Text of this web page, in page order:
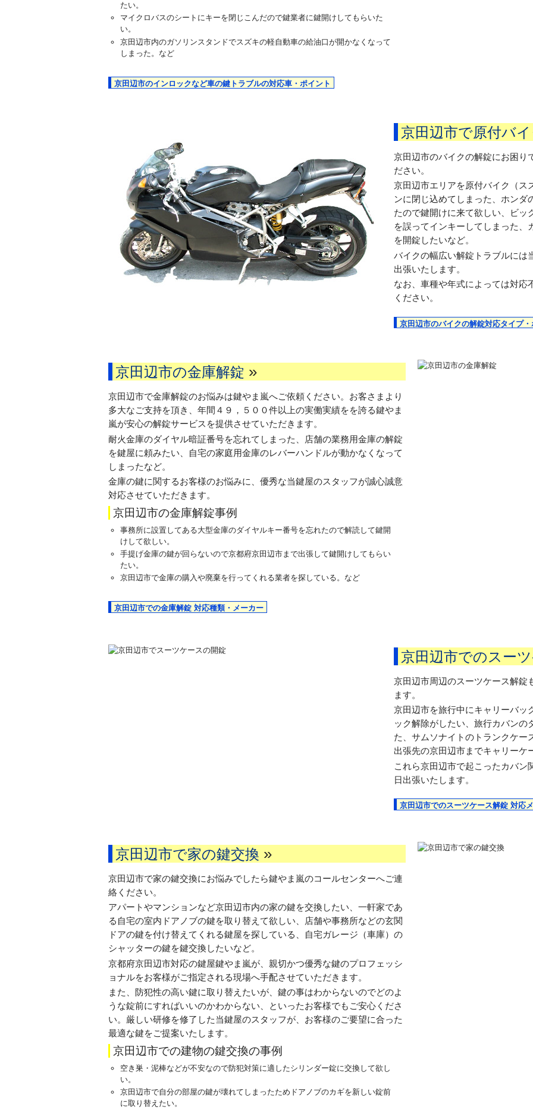
たい。
マイクロバスのシートにキーを閉じこんだので鍵業者に鍵開けしてもらいた
い。
京田辺市内のガソリンスタンドでスズキの軽自動車の給油口が開かなくなって
しまった。など
京田辺市のインロックなど車の鍵トラブルの対応車・ポイント
京田辺市で原付バ
京田辺市のバイクの解錠にお困り
ださい。
京田辺市エリアを原付バイク（ス
ンに閉じ込めてしまった、ホン
たので鍵開けに来て欲しい、ビッ
を誤ってインキーしてしまった
を開錠したいなど。
バイクの幅広い解錠トラブルには
出張いたします。
なお、車種や年式によっては対応
ください。
京田辺市のバイクの解錠対応タイプ
京田辺市の金庫解錠 »
京田辺市で金庫解錠のお悩みは鍵やま嵐へご依頼ください。お客さまより
多大なご支持を頂き、年間４９，５００件以上の実働実績をを誇る鍵やま
嵐が安心の解錠サービスを提供させていただきます。
耐火金庫のダイヤル暗証番号を忘れてしまった、店舗の業務用金庫の解錠
を鍵屋に頼みたい、自宅の家庭用金庫のレバーハンドルが動かなくなって
しまったなど。
金庫の鍵に関するお客様のお悩みに、優秀な当鍵屋のスタッフが誠心誠意
対応させていただきます。
京田辺市の金庫解錠事例
事務所に設置してある大型金庫のダイヤルキー番号を忘れたので解読して鍵開
けして欲しい。
手提げ金庫の鍵が回らないので京都府京田辺市まで出張して鍵開けしてもらい
たい。
京田辺市で金庫の購入や廃棄を行ってくれる業者を探している。など
京田辺市での金庫解錠 対応種類・メーカー
京田辺市でのスー
京田辺市周辺のスーツケース解錠
ます。
京田辺市を旅行中にキャリーバッ
ック解除がしたい、旅行カバン
た、サムソナイトのトランクケー
出張先の京田辺市までキャリーケ
これら京田辺市で起こったカバ
日出張いたします。
京田辺市でのスーツケース解錠 対応
京田辺市で家の鍵交換 »
京田辺市で家の鍵交換にお悩みでしたら鍵やま嵐のコールセンターへご連
絡ください。
アパートやマンションなど京田辺市内の家の鍵を交換したい、一軒家であ
る自宅の室内ドアノブの鍵を取り替えて欲しい、店舗や事務所などの玄関
ドアの鍵を付け替えてくれる鍵屋を探している、自宅ガレージ（車庫）の
シャッターの鍵を鍵交換したいなど。
京都府京田辺市対応の鍵屋鍵やま嵐が、親切かつ優秀な鍵のプロフェッシ
ョナルをお客様がご指定される現場へ手配させていただきます。
また、防犯性の高い鍵に取り替えたいが、鍵の事はわからないのでどのよ
うな錠前にすればいいのかわからない、といったお客様でもご安心くださ
い。厳しい研修を修了した当鍵屋のスタッフが、お客様のご要望に合った
最適な鍵をご提案いたします。
京田辺市での建物の鍵交換の事例
空き巣・泥棒などが不安なので防犯対策に適したシリンダー錠に交換して欲し
い。
京田辺市で自分の部屋の鍵が壊れてしまったためドアノブのカギを新しい錠前
に取り替えたい。